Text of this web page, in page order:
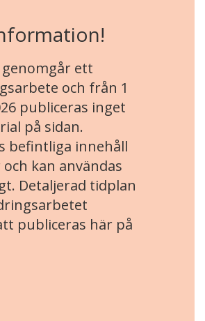
ett
och från 1
publiceras inget
på sidan.
befintliga innehåll
kan användas
Detaljerad tidplan
publiceras här på